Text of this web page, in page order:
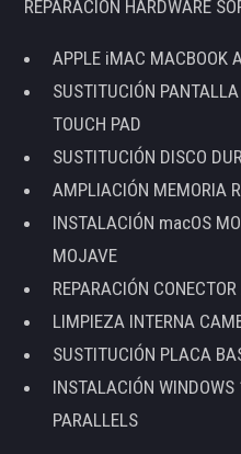
REPARACIÓN HARDWARE
APPLE iMAC MACBOOK
SUSTITUCIÓN
TOUCH PAD
SUSTITUCIÓN DISCO
AMPLIACIÓN MEMORIA
INSTALACIÓN macOS
MOJAVE
REPARACIÓN
LIMPIEZA INTERNA
SUSTITUCIÓN PLACA
INSTALACIÓN
PARALLELS